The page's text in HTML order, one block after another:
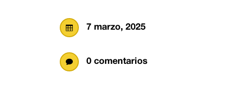
 7 marzo, 2025
 0 comentarios